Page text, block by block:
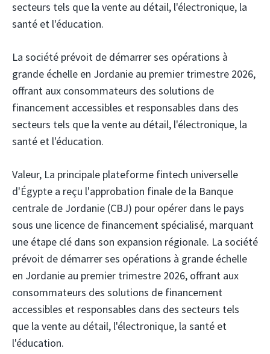
secteurs tels que la vente au détail, l'électronique, la
santé et l'éducation.
La société prévoit de démarrer ses opérations à
grande échelle en Jordanie au premier trimestre 2026,
offrant aux consommateurs des solutions de
financement accessibles et responsables dans des
secteurs tels que la vente au détail, l'électronique, la
santé et l'éducation.
Valeur, La principale plateforme fintech universelle
d'Égypte a reçu l'approbation finale de la Banque
centrale de Jordanie (CBJ) pour opérer dans le pays
sous une licence de financement spécialisé, marquant
une étape clé dans son expansion régionale. La société
prévoit de démarrer ses opérations à grande échelle
en Jordanie au premier trimestre 2026, offrant aux
consommateurs des solutions de financement
accessibles et responsables dans des secteurs tels
que la vente au détail, l'électronique, la santé et
l'éducation.